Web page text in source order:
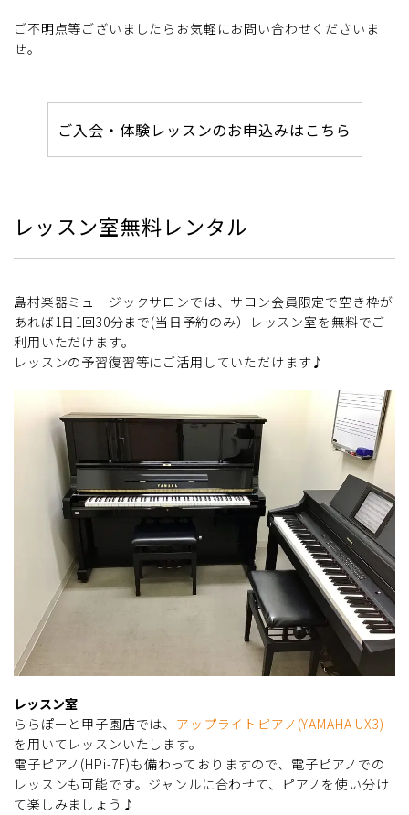
ご不明点等ございましたらお気軽にお問い合わせくださいま
せ。
ご入会・体験レッスンのお申込みはこちら
レッスン室無料レンタル
島村楽器ミュージックサロンでは、サロン会員限定で空き枠が
あれば1日1回30分まで(当日予約のみ）レッスン室を無料でご
利用いただけます。
レッスンの予習復習等にご活用していただけます♪
レッスン室
ららぽーと甲子園店では、 アップライトピアノ(YAMAHA UX3)
を用いてレッスンいたします。
電子ピアノ(HPi-7F)も備わっておりますので、電子ピアノでの
レッスンも可能です。ジャンルに合わせて、ピアノを使い分け
て楽しみましょう♪